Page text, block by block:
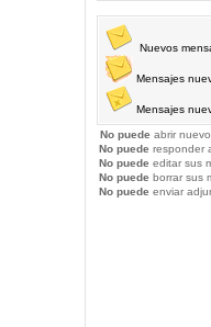
Nuevos
Mensajes
Mensajes
No puede abrir
No puede responder
No puede editar sus
No puede borrar sus
No puede enviar